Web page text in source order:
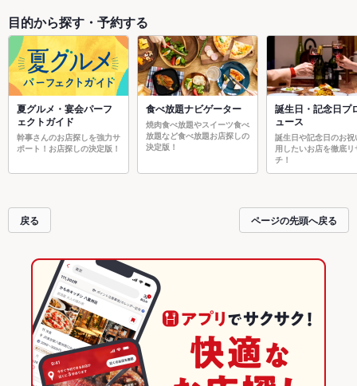
目的から探す・予約する
夏グルメ・宴会パーフ
ェクトガイド
幹事さんのお店探しを強力サ
ポート！お店探しの決定版！
食べ放題ナビゲーター
焼肉食べ放題やスイーツ食べ
放題など食べ放題お店探しの
決定版！
誕生日・記念日プ
ュース
誕生日や記念日のお祝
用したいお店を徹底リ
チ！
戻る ページの先頭へ戻る